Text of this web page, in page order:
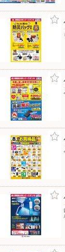
ReFaで毎日のケアをもっ